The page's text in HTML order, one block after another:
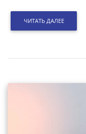
ЧИТАТЬ ДАЛЕЕ